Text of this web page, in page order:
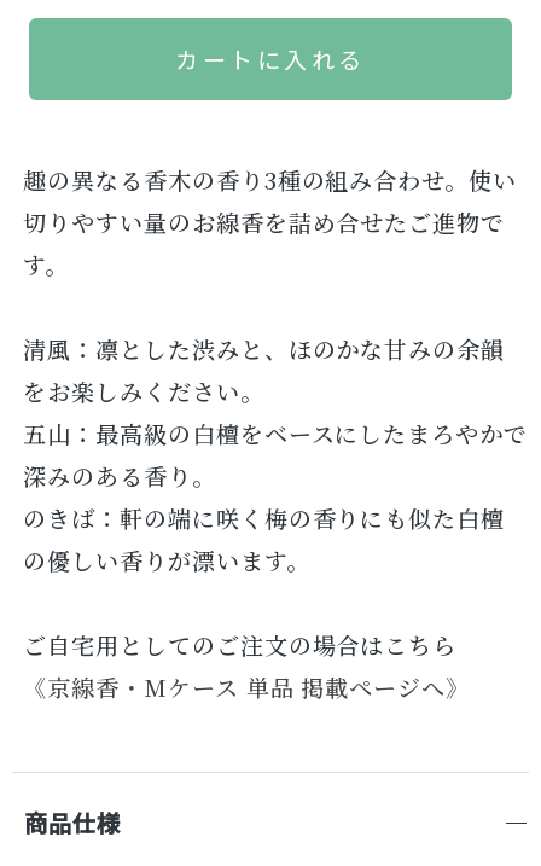
趣の異なる香木の香り3種の組み合わせ。使い
切りやすい量のお線香を詰め合せたご進物で
す。
清風：凛とした渋みと、ほのかな甘みの余韻
をお楽しみください。
五山：最高級の白檀をベースにしたまろやかで
深みのある香り。
のきば：軒の端に咲く梅の香りにも似た白檀
の優しい香りが漂います。
ご自宅用としてのご注文の場合はこちら
《京線香・Mケース 単品 掲載ページへ》
商品仕様